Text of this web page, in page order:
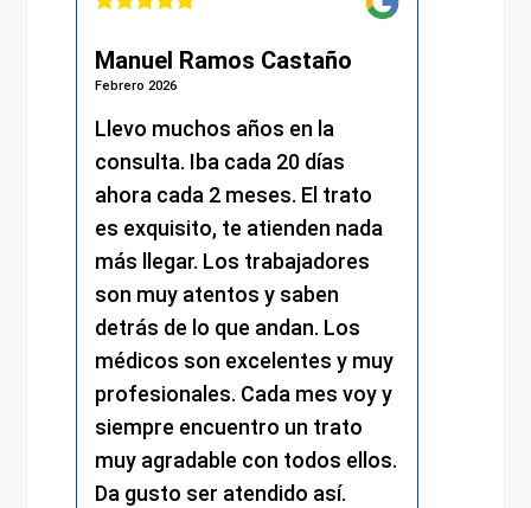
Ramos Castaño
muchos años en la
Iba cada 20 días
cada 2 meses. El trato
te atienden nada
llegar. Los trabajadores
muy atentos y saben
de lo que andan. Los
son excelentes y muy
Cada mes voy y
encuentro un trato
agradable con todos ellos.
gusto ser atendido así.
momento. Desde
me atendieron
amabilidad y
mantuvo el
trato cercano,
respetuoso. Se
compromiso y la
cada detalle. Sin